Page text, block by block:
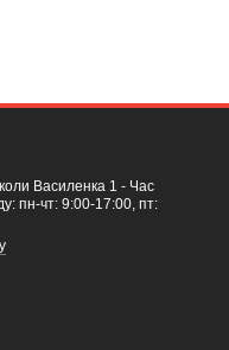
Василенка 1 - Час
пн-чт: 9:00-17:00, пт: